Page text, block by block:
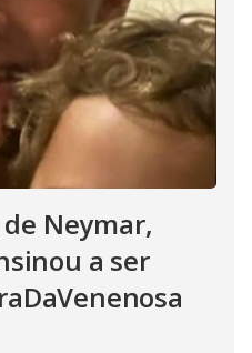
Neymar,
a ser